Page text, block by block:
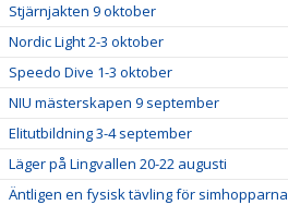
Stjärnjakten 9 oktober
Nordic Light 2-3 oktober
Speedo Dive 1-3 oktober
NIU mästerskapen 9 september
Elitutbildning 3-4 september
Läger på Lingvallen 20-22 augusti
Äntligen en fysisk tävling för simhopparna